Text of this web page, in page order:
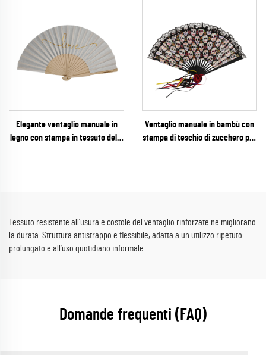
al Pantone per campagne di
marketing aziendale e finanziario
abbinata ai colori per la
promozione cittadina
Elegante ventaglio manuale in
legno con stampa in tessuto della
Ventaglio manuale in bambù con
stampa di teschio di zucchero per
Tessuto resistente all’usura e costole del ventaglio rinforzate ne migliorano
la durata. Struttura antistrappo e flessibile, adatta a un utilizzo ripetuto
prolungato e all’uso quotidiano informale.
Domande frequenti (FAQ)